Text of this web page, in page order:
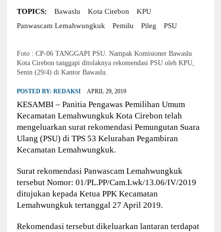
TOPICS: Bawaslu Kota Cirebon
KPU
Panwascam Lemahwungkuk
Pemilu Pileg PSU
Foto : CP-06 TANGGAPI PSU. Nampak Komisioner Bawaslu
Kota Cirebon tanggapi ditolaknya rekomendasi PSU oleh KPU,
Senin (29/4) di Kantor Bawaslu.
POSTED BY: REDAKSI APRIL 29, 2019
KESAMBI – Panitia Pengawas Pemilihan Umum
Kecamatan Lemahwungkuk Kota Cirebon telah
mengeluarkan surat rekomendasi Pemungutan Suara
Ulang (PSU) di TPS 53 Kelurahan Pegambiran
Kecamatan Lemahwungkuk.
Surat rekomendasi Panwascam Lemahwungkuk
tersebut Nomor: 01/PL.PP/Cam.Lwk/13.06/IV/2019
ditujukan kepada Ketua PPK Kecamatan
Lemahwungkuk tertanggal 27 April 2019.
Rekomendasi tersebut dikeluarkan lantaran terdapat